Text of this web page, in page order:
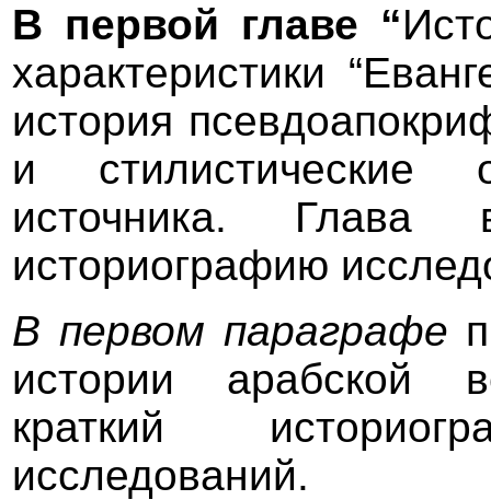
В первой главе “
характеристики
история
и стилистические
источника. Глава
историографию
В первом параграфе
истории арабской
краткий
исследований.